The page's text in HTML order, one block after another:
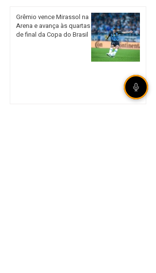
Grêmio vence Mirassol na
Arena e avança às quartas
de final da Copa do Brasil